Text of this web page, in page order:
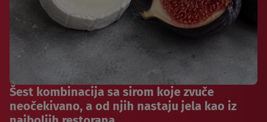
Šest kombinacija sa sirom koje zvuče
neočekivano, a od njih nastaju jela kao iz